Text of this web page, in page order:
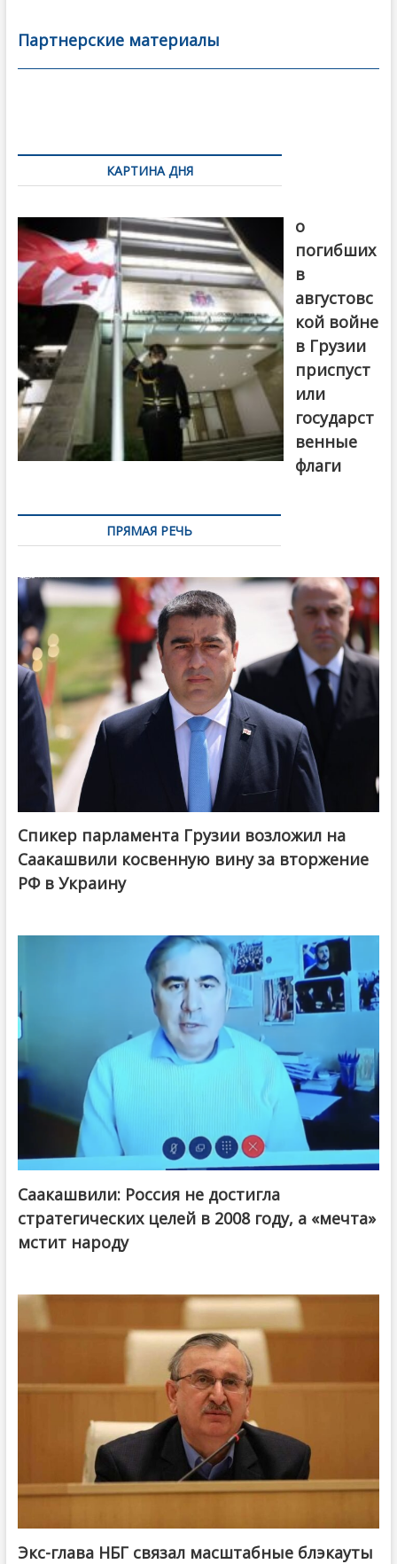
b
o
er l
а
в
Партнерские материалы
по
записямКАРТИНА ДНЯ
о
погибших
в
августовс
кой войне
в Грузии
приспуст
или
государст
венные
флаги
ПРЯМАЯ РЕЧЬ
Спикер парламента Грузии возложил на
Саакашвили косвенную вину за вторжение
РФ в Украину
Саакашвили: Россия не достигла
стратегических целей в 2008 году, а «мечта»
мстит народу
Экс-глава НБГ связал масштабные блэкауты